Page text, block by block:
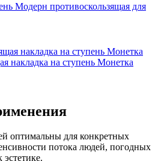
Модерн противоскользящая для
накладка на ступень Монетка
оптимальны для конкретных
потока людей, погодных